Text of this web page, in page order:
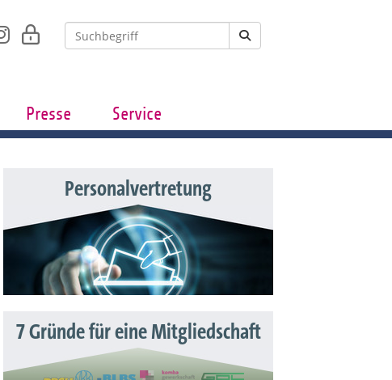
Presse Service
Personalvertretung
7 Gründe für eine Mitgliedschaft